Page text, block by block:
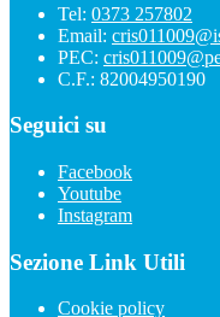
Tel: 0373 257802
Email:
PEC:
C.F.: 82004950190
Seguici su
Facebook
Youtube
Instagram
Sezione Link Utili
Cookie policy